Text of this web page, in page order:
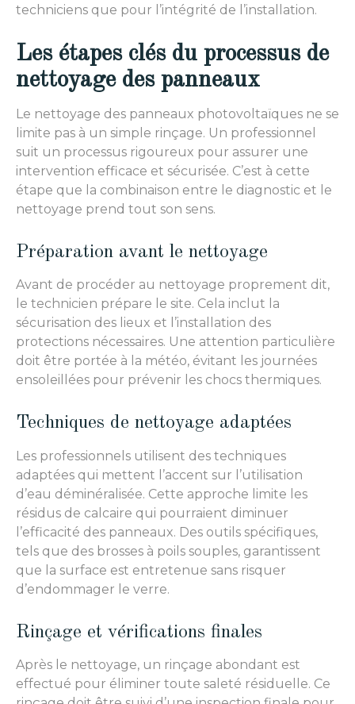
techniciens que pour l’intégrité de l’installation.
Les étapes clés du processus de
nettoyage des panneaux
Le nettoyage des panneaux photovoltaïques ne se
limite pas à un simple rinçage. Un professionnel
suit un processus rigoureux pour assurer une
intervention efficace et sécurisée. C’est à cette
étape que la combinaison entre le diagnostic et le
nettoyage prend tout son sens.
Préparation avant le nettoyage
Avant de procéder au nettoyage proprement dit,
le technicien prépare le site. Cela inclut la
sécurisation des lieux et l’installation des
protections nécessaires. Une attention particulière
doit être portée à la météo, évitant les journées
ensoleillées pour prévenir les chocs thermiques.
Techniques de nettoyage adaptées
Les professionnels utilisent des techniques
adaptées qui mettent l’accent sur l’utilisation
d’eau déminéralisée. Cette approche limite les
résidus de calcaire qui pourraient diminuer
l’efficacité des panneaux. Des outils spécifiques,
tels que des brosses à poils souples, garantissent
que la surface est entretenue sans risquer
d’endommager le verre.
Rinçage et vérifications finales
Après le nettoyage, un rinçage abondant est
effectué pour éliminer toute saleté résiduelle. Ce